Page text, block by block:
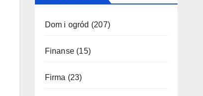
Dom i ogród (207)
Finanse(15)
Firma (23)